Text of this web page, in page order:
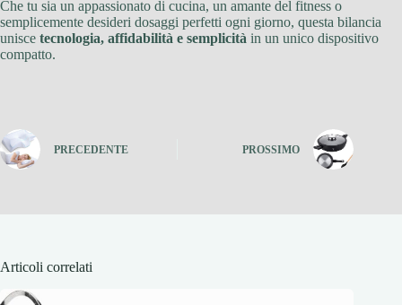
Che tu sia un appassionato di cucina, un amante del fitness o
semplicemente desideri dosaggi perfetti ogni giorno, questa bilancia
unisce tecnologia, affidabilità e semplicità in un unico dispositivo
compatto.
PRECEDENTE PROSSIMO
Articoli correlati